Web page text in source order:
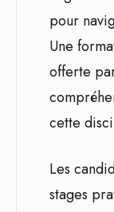
pour
Une
offerte
cette
Les
stages